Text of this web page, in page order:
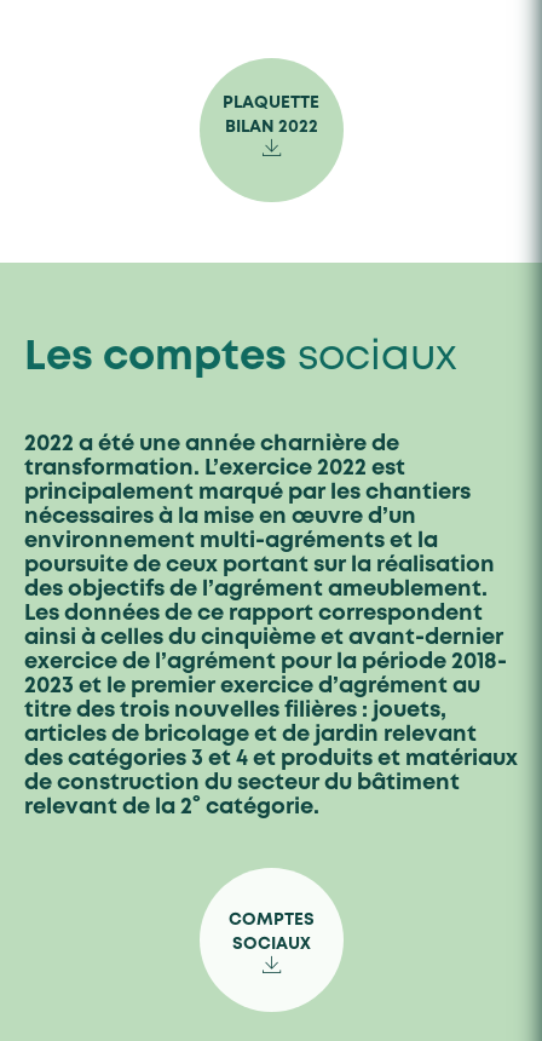
PLAQUETTE
BILAN 2022
Les comptes sociaux
2022 a été une année charnière de
transformation. L’exercice 2022 est
principalement marqué par les chantiers
nécessaires à la mise en œuvre d’un
environnement multi-agréments et la
poursuite de ceux portant sur la réalisation
des objectifs de l’agrément ameublement.
Les données de ce rapport correspondent
ainsi à celles du cinquième et avant-dernier
exercice de l’agrément pour la période 2018-
2023 et le premier exercice d’agrément au
titre des trois nouvelles filières : jouets,
articles de bricolage et de jardin relevant
des catégories 3 et 4 et produits et matériaux
de construction du secteur du bâtiment
relevant de la 2° catégorie.
COMPTES
SOCIAUX